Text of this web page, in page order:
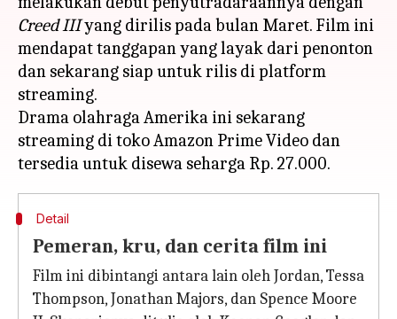
Creed IIIyang dirilis pada bulan Maret. Film ini
mendapat tanggapan yang layak dari penonton
dan sekarang siap untuk rilis di platform
streaming.
Drama olahraga Amerika ini sekarang
streaming di toko Amazon Prime Video dan
Detail
Pemeran, kru, dan cerita film ini
Film ini dibintangi antara lain oleh Jordan, Tessa
Thompson, Jonathan Majors, dan Spence Moore